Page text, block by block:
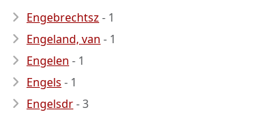
Engebrechtsz - 1
Engeland, van - 1
Engelen - 1
Engels - 1
Engelsdr- 3